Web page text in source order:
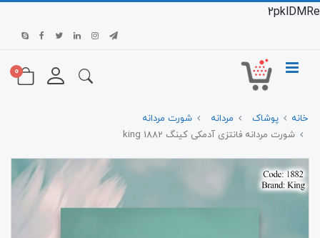
2pklDMRe
0
خانه پوشاک مردانه
شورت مردانه
شورت مردانه فانتزی آدمکی کینگ 1882 king